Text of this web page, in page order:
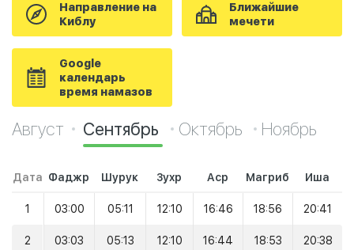
Направление на
Киблу
Ближайшие
мечети
Google
календарь
время намазов
Август Сентябрь Октябрь Ноябрь
Дата Фаджр Шурук Зухр Аср Магриб Иша
1 03:00 05:11 12:10 16:46 18:56 20:41
2 03:03 05:13 12:10 16:44 18:53 20:38